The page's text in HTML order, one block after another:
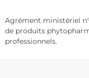
Agrément ministériel
de produits
professionnels.